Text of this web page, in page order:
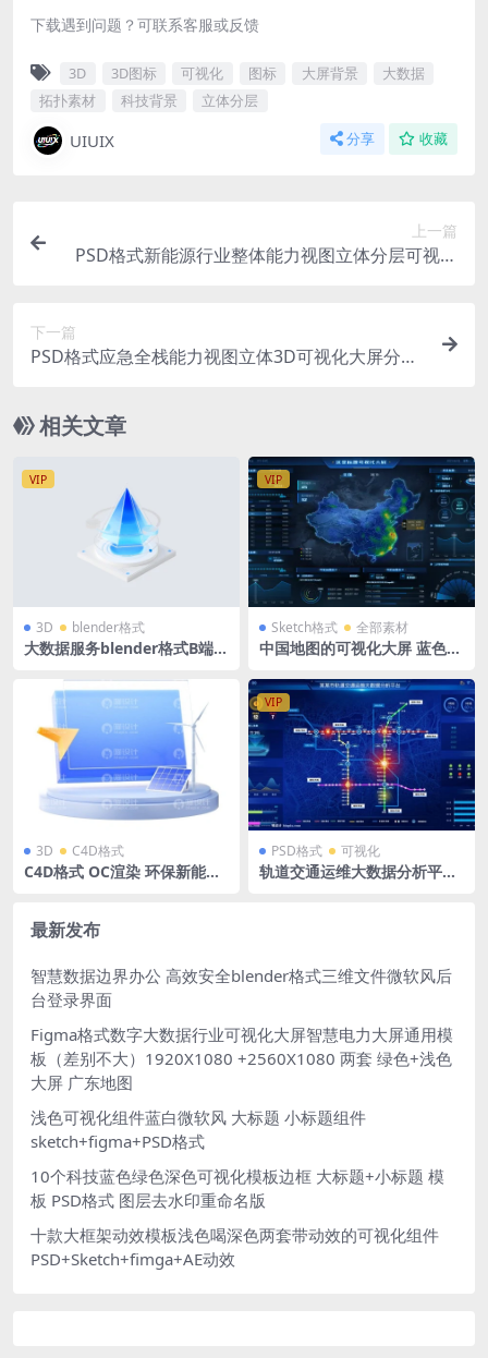
下载遇到问题？可联系客服或反馈
3D 3D图标 可视化 图标 大屏背景
大数据
拓扑素材
科技背景 立体分层
UIUIX 分享 收藏
上一篇
PSD格式新能源行业整体能力视图立体分层可视化
下一篇
PSD格式应急全栈能力视图立体3D可视化大屏分层
相关文章
VIP
3D blender格式
大数据服务blender格式B端蓝
VIP
Sketch格式 全部素材
中国地图的可视化大屏 蓝色
920X1080
3D C4D格式
C4D格式 OC渲染 环保新能源
VIP
PSD格式 可视化
轨道交通运维大数据分析平台
最新发布
智慧数据边界办公 高效安全blender格式三维文件微软风后
台登录界面
Figma格式数字大数据行业可视化大屏智慧电力大屏通用模
板（差别不大）1920X1080 +2560X1080 两套 绿色+浅色
大屏 广东地图
浅色可视化组件蓝白微软风 大标题 小标题组件
sketch+figma+PSD格式
10个科技蓝色绿色深色可视化模板边框 大标题+小标题 模
板 PSD格式 图层去水印重命名版
十款大框架动效模板浅色喝深色两套带动效的可视化组件
PSD+Sketch+fimga+AE动效